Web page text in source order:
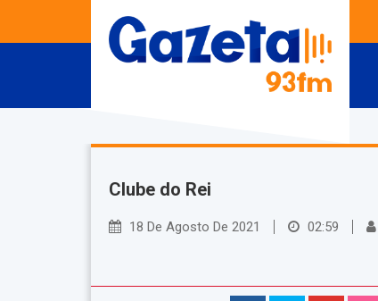
Clube do Rei
18 De Agosto De 2021 02:59